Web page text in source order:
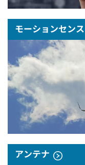
モーションセン
アンテナ